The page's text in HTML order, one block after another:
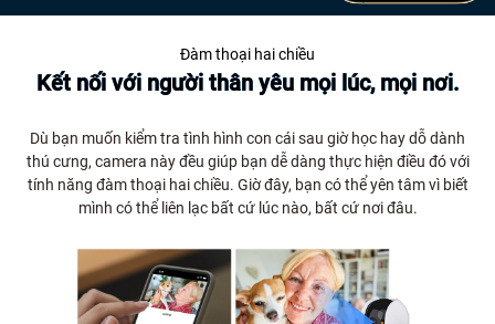
Đàm thoại hai chiều
Kết nối với người thân yêu mọi lúc, mọi nơi.
Dù bạn muốn kiểm tra tình hình con cái sau giờ học hay dỗ dành
thú cưng, camera này đều giúp bạn dễ dàng thực hiện điều đó với
tính năng đàm thoại hai chiều. Giờ đây, bạn có thể yên tâm vì biết
mình có thể liên lạc bất cứ lúc nào, bất cứ nơi đâu.